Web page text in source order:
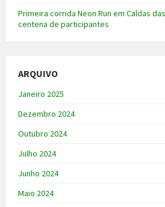
Primeira corrida Neon Run em Caldas
centena de participantes
ARQUIVO
Janeiro 2025
Dezembro 2024
Outubro 2024
Julho 2024
Junho 2024
Maio 2024